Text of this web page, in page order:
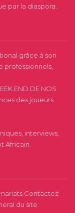
par la diaspora.
grâce à son
professionnels,
END DE NOS
des joueurs
interviews,
Africain.
Contactez
du site